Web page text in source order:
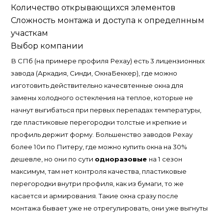
Количество открывающихся элементов
Сложность монтажа и доступа к определнным
участкам
Выбор компании
В СПб (на примере профиля Рехау) есть 3 лицензионных
завода (Аркадия, Синди, ОкнаБеккер), где можно
изготовить действительно качесвтенные окна для
замены холодного остекления на теплое, которые не
начнут выгибаться при первых перепадах температуры,
где пластиковые перегородки толстые и крепкие и
профиль держит форму. Большенство заводов Рехау
более 10и по Питеру, где можно купить окна на 30%
дешевле, но они по сути одноразовые на 1 сезон
максимум, там нет контроля качества, пластиковые
перегородки внутри профиля, как из бумаги, то же
касается и армирования. Такие окна сразу после
монтажа бывает уже не отрегулировать, они уже выгнуты